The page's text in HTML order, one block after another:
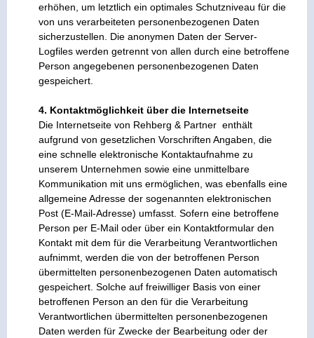
erhöhen, um letztlich ein optimales Schutzniveau für die
von uns verarbeiteten personenbezogenen Daten
sicherzustellen. Die anonymen Daten der Server-
Logfiles werden getrennt von allen durch eine betroffene
Person angegebenen personenbezogenen Daten
gespeichert.
4. Kontaktmöglichkeit über die Internetseite
Die Internetseite von Rehberg & Partner enthält
aufgrund von gesetzlichen Vorschriften Angaben, die
eine schnelle elektronische Kontaktaufnahme zu
unserem Unternehmen sowie eine unmittelbare
Kommunikation mit uns ermöglichen, was ebenfalls eine
allgemeine Adresse der sogenannten elektronischen
Post (E-Mail-Adresse) umfasst. Sofern eine betroffene
Person per E-Mail oder über ein Kontaktformular den
Kontakt mit dem für die Verarbeitung Verantwortlichen
aufnimmt, werden die von der betroffenen Person
übermittelten personenbezogenen Daten automatisch
gespeichert. Solche auf freiwilliger Basis von einer
betroffenen Person an den für die Verarbeitung
Verantwortlichen übermittelten personenbezogenen
Daten werden für Zwecke der Bearbeitung oder der